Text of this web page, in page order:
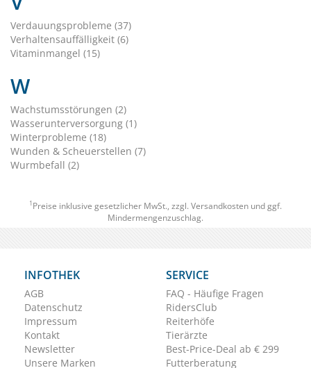
Verdauungsprobleme (37)
Verhaltensauffälligkeit (6)
Vitaminmangel (15)
W
Wachstumsstörungen (2)
Wasserunterversorgung (1)
Winterprobleme (18)
Wunden & Scheuerstellen (7)
Wurmbefall (2)
1 Preise inklusive gesetzlicher MwSt., zzgl. Versandkosten und ggf.
Mindermengenzuschlag.
INFOTHEK
AGB
Datenschutz
Impressum
Kontakt
Newsletter
Unsere Marken
SERVICE
FAQ - Häufige Fragen
RidersClub
Reiterhöfe
Tierärzte
Best-Price-Deal ab € 299
Futterberatung